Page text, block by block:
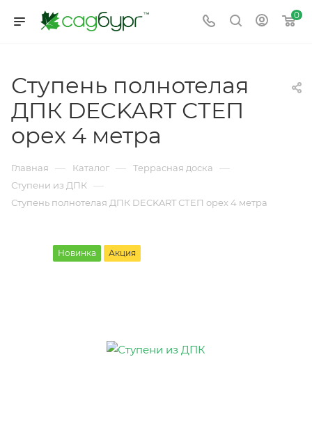
0
Ступень полнотелая
ДПК DECKART СТЕП
орех 4 метра
Главная — Каталог — Террасная доска —
Ступени из ДПК —
Ступень полнотелая ДПК DECKART СТЕП орех 4 метра
Новинка Акция